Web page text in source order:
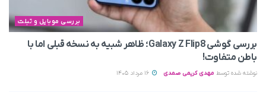
بررسی موبایل و تبلت
بررسی گوشی Galaxy Z Flip8؛ ظاهر شبیه به نسخه قبلی اما با
باطن متفاوت!
نوشته شده توسط مهدی کریمی صمدی